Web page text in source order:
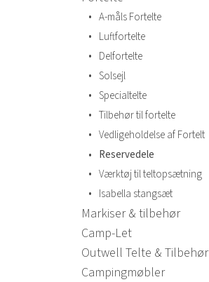
• A-måls Fortelte
• Luftfortelte
• Delfortelte
• Solsejl
• Specialtelte
• Tilbehør til fortelte
• Vedligeholdelse af Fortelt
• Reservedele
• Værktøj til teltopsætning
• Isabella stangsæt
Markiser & tilbehør
Camp-Let
Outwell Telte & Tilbehør
Campingmøbler